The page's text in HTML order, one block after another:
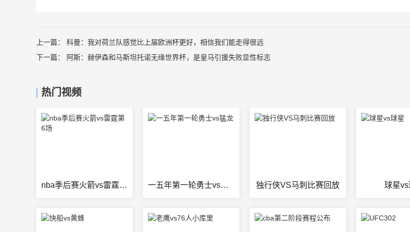
上一篇： 科曼：我对荷兰队感觉比上届欧洲杯更好，相信我们能走得很远
下一篇：
阿斯：赫伊森和马斯坦托诺无缘世界杯，是皇马引援失败显性标志
热门视频
nba季后赛火箭vs雷霆第6场 一五年第一轮勇士vs猛龙 独行侠VS马刺比赛回放 球星vs